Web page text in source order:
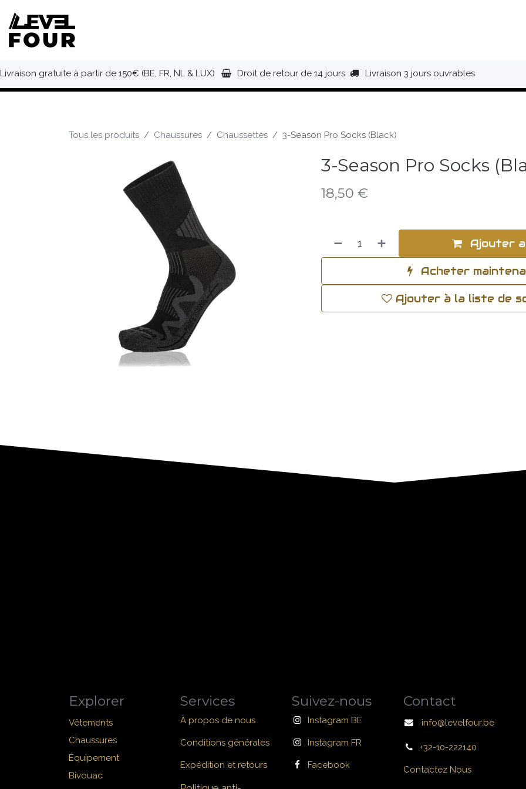
Livraison gratuite à partir de 150€ (BE, FR, NL & LUX) Droit de retour de 14 jours Livraison 3 jours ouvrables
Tous les produits Chaussures Chaussettes 3-Season Pro Socks (Black)
3-Season Pro Socks
18,50 €
Ajouter
Acheter
Ajouter à la liste de
Explorer
Vêtements
Chaussures
Équipement
Bivouac
Services
À propos de nous
Conditions générales
Expédition et retours
Suivez-nous
Instagram BE
Instagram FR
Facebook
Contact
info@levelfour.be
+32-10-222140
Contactez Nous